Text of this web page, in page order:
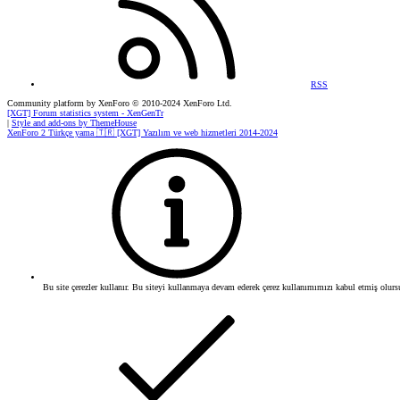
RSS
Community platform by XenForo © 2010-2024 XenForo Ltd.
[XGT] Forum statistics system - XenGenTr
| Style and add-ons by ThemeHouse
XenForo 2 Türkçe yama 🇹🇷 [XGT] Yazılım ve web hizmetleri 2014-2024
Bu site çerezler kullanır. Bu siteyi kullanmaya devam ederek çerez kullanımımızı kabul etmiş